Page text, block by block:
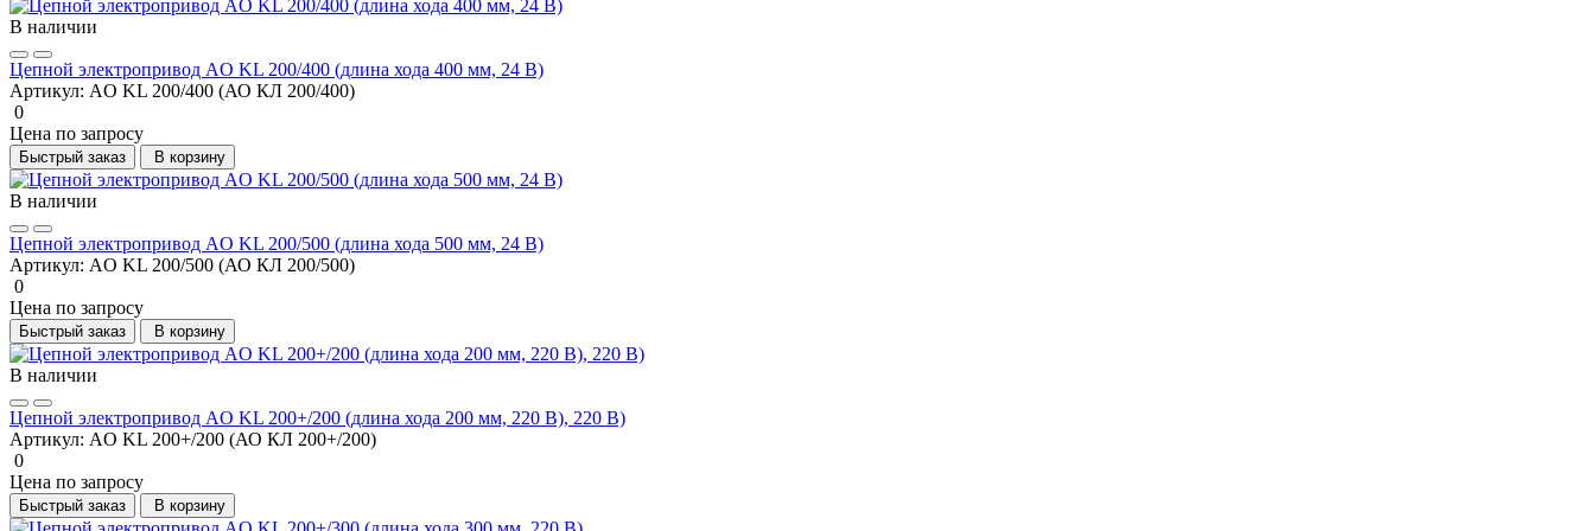
В наличии
Цепной электропривод AO KL 200/400 (длина хода 400 мм, 24 В)
Артикул: AO KL 200/400 (АО КЛ 200/400)
0
Цена по запросу
Быстрый заказ В корзину
В наличии
Цепной электропривод AO KL 200/500 (длина хода 500 мм, 24 В)
Артикул: AO KL 200/500 (АО КЛ 200/500)
0
Цена по запросу
Быстрый заказ В корзину
В наличии
Цепной электропривод AO KL 200+/200 (длина хода 200 мм, 220 В), 220 В)
Артикул: AO KL 200+/200 (АО КЛ 200+/200)
0
Цена по запросу
Быстрый заказ В корзину